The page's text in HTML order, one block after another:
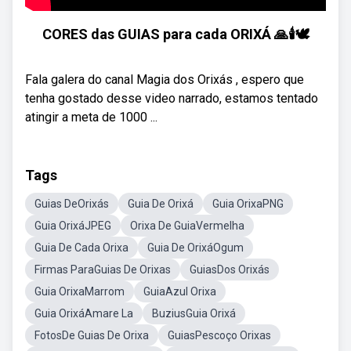
CORES das GUIAS para cada ORIXÁ 🙏🕯️🕊️
Fala galera do canal Magia dos Orixás , espero que
tenha gostado desse video narrado, estamos tentado
atingir a meta de 1000 ...
Tags
Guias DeOrixás Guia De Orixá
Guia OrixaPNG
Guia OrixáJPEG
Orixa De GuiaVermelha
Guia De Cada Orixa
Guia De OrixáOgum
Firmas ParaGuias De Orixas
GuiasDos Orixás
Guia OrixaMarrom
GuiaAzul Orixa
Guia OrixáAmare La
BuziusGuia Orixá
FotosDe Guias De Orixa
GuiasPescoço Orixas